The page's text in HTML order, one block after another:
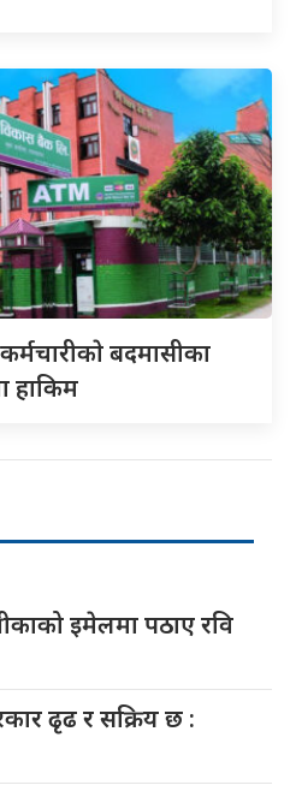
बदमासीका
हाकिम
इमेलमा पठाए रवि
ढृढ र सक्रिय छ :